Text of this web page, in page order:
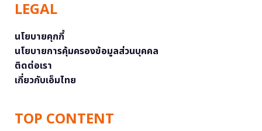
LEGAL
นโยบายคุกกี้
นโยบายการคุ้มครองข้อมูลส่วนบุคคล
ติดต่อเรา
เกี่ยวกับเอ็มไทย
TOP CONTENT